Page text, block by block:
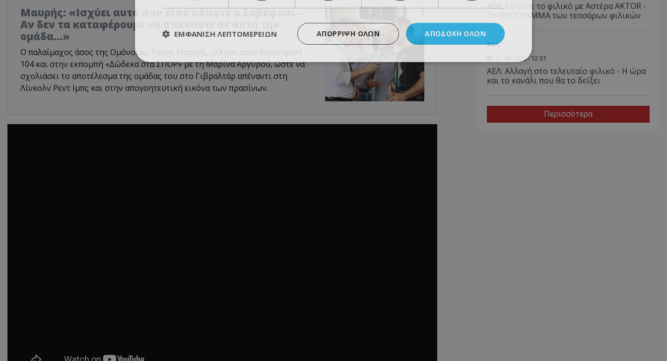
Μαυρής: «Ισχύει αυτό που είπε κάποτε ο Σαβέφσκι –
Αν δεν τα καταφέρουμε να απέναντι σε αυτή την
ομάδα…»
Ο παλαίμαχος άσος της Ομόνοιας, Τάκης Μαυρής, μίλησε στον Supersport
104 και στην εκπομπή «Δώδεκα στα ΣΠΟΡ» με τη Μαρίνα Αργυρού, ώστε να
σχολιάσει το αποτέλεσμα της ομάδας του στο Γιβραλτάρ απέναντι στη
Λίνκολν Ρεντ Ιμπς και στην απογοητευτική εικόνα των πρασίνων.
ΑΕΚ: Έκλεισε το φιλικό με Αστέρα AKTOR -
Το ΠΡΟΓΡΑΜΜΑ των τεσσάρων φιλικών
ΑΕΛ
07.08.2026 - 12:31
ΑΕΛ: Αλλαγή στο τελευταίο φιλικό - Η ώρα
και το κανάλι που θα το δείξει
Περισσότερα
ΑΠΟΔΟΧΉ ΌΛΩΝ
ΑΠΌΡΡΙΨΗ ΌΛΩΝ
ΕΜΦΆΝΙΣΗ ΛΕΠΤΟΜΕΡΕΙΏΝ